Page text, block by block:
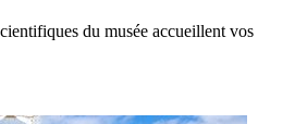
du musée accueillent vos